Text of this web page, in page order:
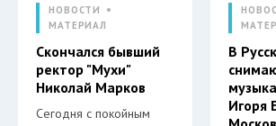
НОВОСТИ
МАТЕРИАЛ
Скончался бывший
ректор "Мухи"
Николай Марков
Сегодня с покойным
В
Игоря